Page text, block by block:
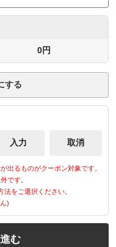
0円
する
出るものがクーポン対象です。
です。
をご選択ください。
)
む